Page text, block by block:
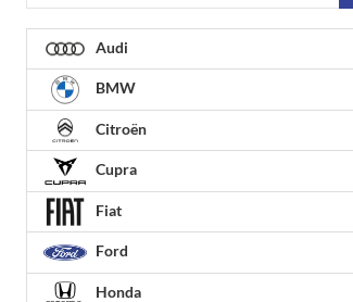
Audi
BMW
Citroën
Cupra
Fiat
Ford
Honda